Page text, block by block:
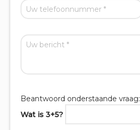
Beantwoord onderstaande vraag:
Wat is 3+5?